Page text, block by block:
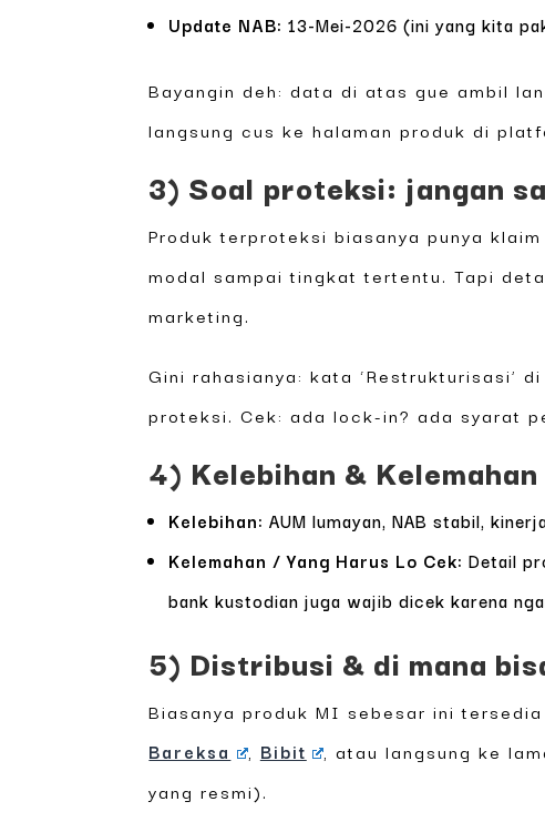
Update NAB: 13-Mei-2026 (ini yang kita
Bayangin deh: data di atas gue ambil
langsung cus ke halaman produk di
3) Soal proteksi: jangan
Produk terproteksi biasanya punya
modal sampai tingkat tertentu. Tapi
marketing.
Gini rahasianya: kata ‘Restrukturisasi’
proteksi. Cek: ada lock-in? ada syarat
4) Kelebihan &
Kelebihan: AUM lumayan, NAB stabil,
Kelemahan / Yang Harus Lo Cek: Detail
bank kustodian juga wajib dicek karena
5) Distribusi & di mana
Biasanya produk MI sebesar ini
Bareksa
, Bibit
, atau langsung ke
yang resmi).